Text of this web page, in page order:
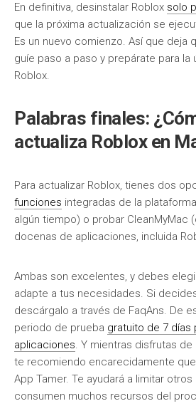
En definitiva, desinstalar Roblox solo
que la próxima actualización se
Es un nuevo comienzo. Así que deja
guíe paso a paso y prepárate para la
Roblox.
Palabras finales:
actualiza Roblox en
Para actualizar Roblox, tienes dos
funciones integradas de la
algún tiempo) o probar CleanMyMac
docenas de aplicaciones, incluida
Ambas son excelentes, y debes
adapte a tus necesidades. Si
descárgalo a través de FaqAns. De
periodo de prueba gratuito de 7 días
aplicaciones. Y mientras disfrutas
te recomiendo encarecidamente
App Tamer. Te ayudará a limitar
consumen muchos recursos del